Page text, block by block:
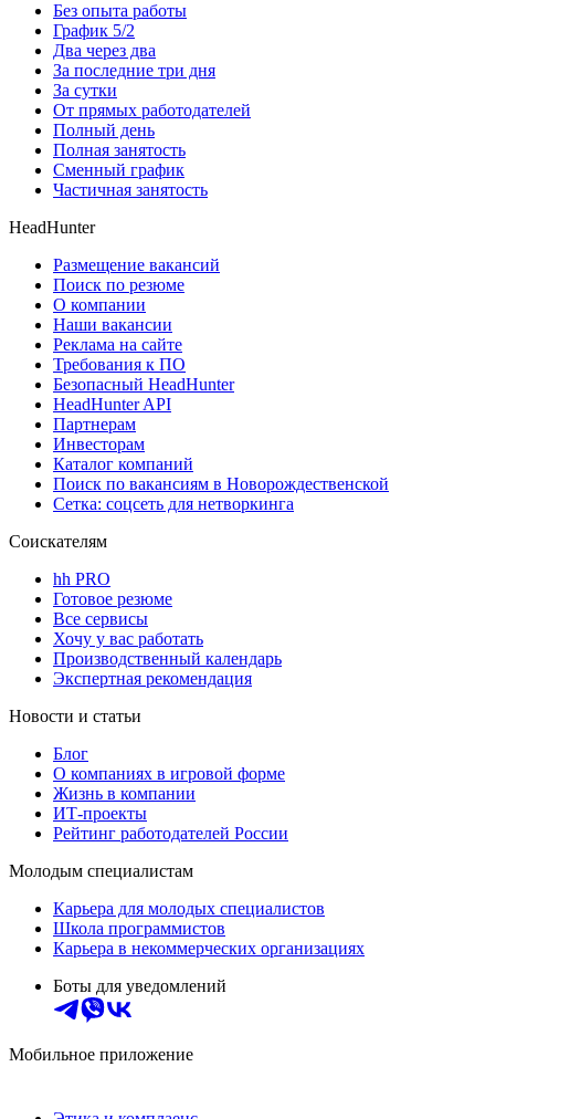
Без опыта работы
График 5/2
Два через два
За последние три дня
За сутки
От прямых работодателей
Полный день
Полная занятость
Сменный график
Частичная занятость
HeadHunter
Размещение вакансий
Поиск по резюме
О компании
Наши вакансии
Реклама на сайте
Требования к ПО
Безопасный HeadHunter
HeadHunter API
Партнерам
Инвесторам
Каталог компаний
Поиск по вакансиям в Новорождественской
Сетка: соцсеть для нетворкинга
Соискателям
hh PRO
Готовое резюме
Все сервисы
Хочу у вас работать
Производственный календарь
Экспертная рекомендация
Новости и статьи
Блог
О компаниях в игровой форме
Жизнь в компании
ИТ-проекты
Рейтинг работодателей России
Молодым специалистам
Карьера для молодых специалистов
Школа программистов
Карьера в некоммерческих организациях
Боты для уведомлений
Мобильное приложение